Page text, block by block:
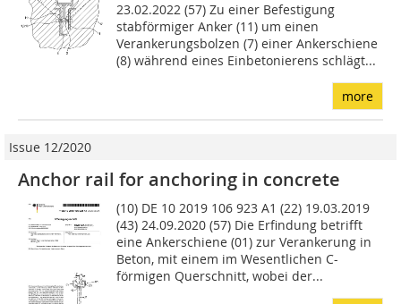
23.02.2022 (57) Zu einer Befestigung
stabförmiger Anker (11) um einen
Verankerungsbolzen (7) einer Ankerschiene
(8) während eines Einbetonierens schlägt...
more
Issue 12/2020
Anchor rail for anchoring in concrete
(10) DE 10 2019 106 923 A1 (22) 19.03.2019
(43) 24.09.2020 (57) Die Erfindung betrifft
eine Anker­schiene (01) zur Verankerung in
Beton, mit einem im We­sentlichen C-
förmigen Querschnitt, wobei der...